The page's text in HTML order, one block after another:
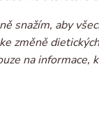
snažím, aby
změně
na informace,